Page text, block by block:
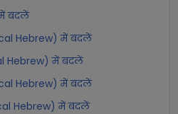
बदलें
Hebrew) में बदलें
Hebrew) में बदलें
Hebrew) में बदलें
Hebrew) में बदलें